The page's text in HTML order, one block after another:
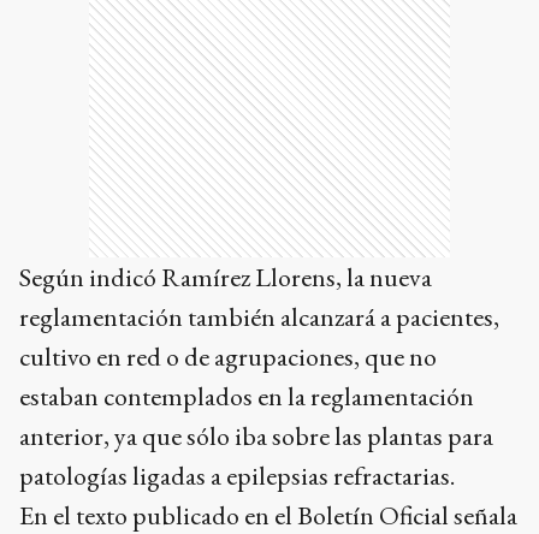
Según indicó Ramírez Llorens, la nueva
reglamentación también alcanzará a pacientes,
cultivo en red o de agrupaciones, que no
estaban contemplados en la reglamentación
anterior, ya que sólo iba sobre las plantas para
patologías ligadas a epilepsias refractarias.
En el texto publicado en el Boletín Oficial señala